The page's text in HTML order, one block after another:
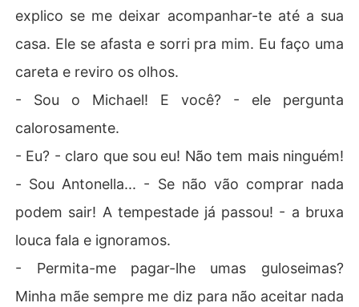
explico se me deixar acompanhar-te até a sua
casa. Ele se afasta e sorri pra mim. Eu faço uma
careta e reviro os olhos.
- Sou o Michael! E você? - ele pergunta
calorosamente.
- Eu? - claro que sou eu! Não tem mais ninguém!
- Sou Antonella... - Se não vão comprar nada
podem sair! A tempestade já passou! - a bruxa
louca fala e ignoramos.
- Permita-me pagar-lhe umas guloseimas?
Minha mãe sempre me diz para não aceitar nada